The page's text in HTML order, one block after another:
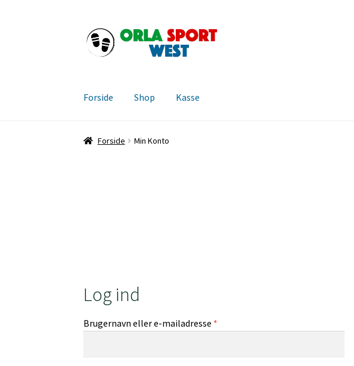
Spring
til
navigation
Spring
til
indhold
Forside Shop Kasse
Forside Handelsbetingelser for Orla Sport West
Forside Min Konto
Log ind
Brugernavn eller e-mailadresse *